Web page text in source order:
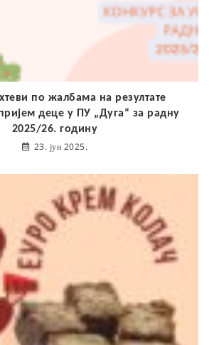
по жалбама на резултате
деце у ПУ „Дуга“ за радну
2025/26. годину
23. јун 2025.